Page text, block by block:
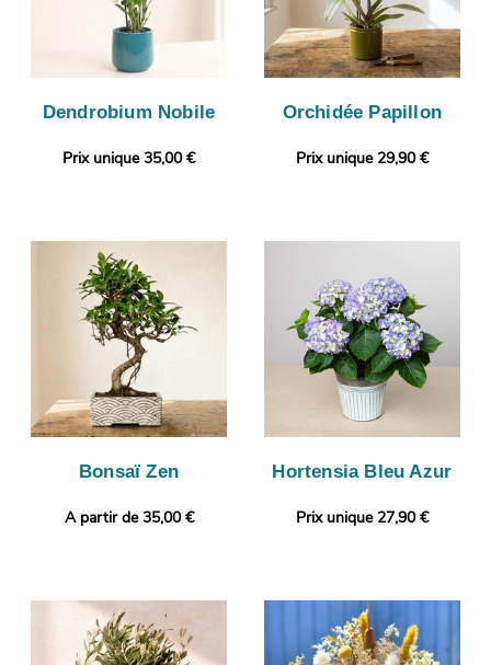
Dendrobium Nobile
Prix unique 35,00 €
Orchidée Papillon
Prix unique 29,90 €
Bonsaï Zen
A partir de 35,00 €
Hortensia Bleu Azur
Prix unique 27,90 €